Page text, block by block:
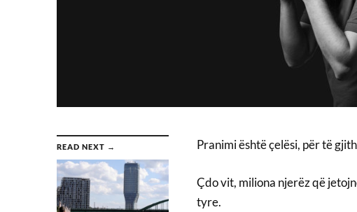
READ NEXT → Pranimi është çelësi, për të
Çdo vit, miliona njerëz që
tyre.